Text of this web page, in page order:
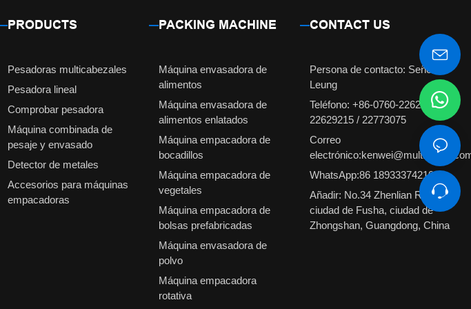
PRODUCTS
Pesadoras multicabezales
Pesadora lineal
Comprobar pesadora
Máquina combinada de
pesaje y envasado
Detector de metales
Accesorios para máquinas
empacadoras
PACKING MACHINE
Máquina envasadora de
alimentos
Máquina envasadora de
alimentos enlatados
Máquina empacadora de
bocadillos
Máquina empacadora de
vegetales
Máquina empacadora de
bolsas prefabricadas
Máquina envasadora de
polvo
Máquina empacadora
rotativa
CONTACT US
Persona de contacto: Señorita
Leung
Teléfono: +86-0760-22629231 /
22629215 / 22773075
Correo
WhatsApp:86 18933374210
Añadir: No.34 Zhenlian Road,
ciudad de Fusha, ciudad de
Zhongshan, Guangdong, China